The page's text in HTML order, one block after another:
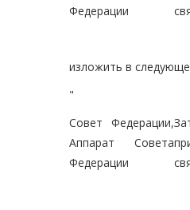
Федерации
изложить в
"
Совет Федерации,
Аппарат Совета
Федерации